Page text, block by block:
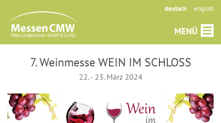
deutsch english
7. Weinmesse WEIN IM SCHLOSS
22. - 23. März 2024